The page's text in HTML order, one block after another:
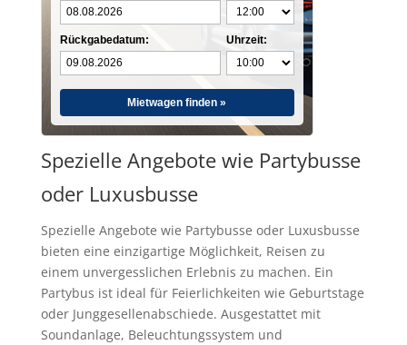
Rückgabedatum: Uhrzeit:
Mietwagen finden »
Spezielle Angebote wie Partybusse
oder Luxusbusse
Spezielle Angebote wie Partybusse oder Luxusbusse
bieten eine einzigartige Möglichkeit, Reisen zu
einem unvergesslichen Erlebnis zu machen. Ein
Partybus ist ideal für Feierlichkeiten wie Geburtstage
oder Junggesellenabschiede. Ausgestattet mit
Soundanlage, Beleuchtungssystem und